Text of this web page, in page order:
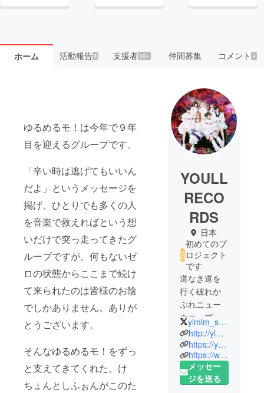
ホーム 活動報告8 支援者99+ 仲間募集 コメント4
ゆるめるモ！は今年で９年
目を迎えるグループです。
「辛い時は逃げてもいいん
だよ」というメッセージを
掲げ、ひとりでも多くの人
を音楽で救えればという想
いだけで突っ走ってきたグ
ループですが、何もないゼ
ロの状態からここまで続け
て来られたのは皆様のお陰
でしかありません。ありが
とうございます。
そんなゆるめるモ！をずっ
と支えてきてくれた、け
ちょんとしふぉんがこのた
YOULL
RECO
RDS
日本
初めてのプ
ロジェクト
です
道なき道を
行く破れか
ぶれニュー
ウエーブス
ターです。
ゆるめる
モ！は「 (窮
屈な世の中
ylmlm_staff
http://ylmlm.net
https://youtu.be/ji4LMb8s-OU
https://www.youtube.com/channel/UCx6Ye4mltCsPY6J7xwMX3YQ
メッセー
ジを送る